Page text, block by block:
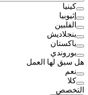
كينيا
إثيوبيا
الفلبين
بنجلاديش
باكستان
بوروندي
هل سبق لها العمل
نعم
كلا
التخصص